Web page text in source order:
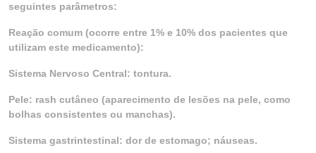
seguintes parâmetros:
Reação comum (ocorre entre 1% e 10% dos pacientes que
utilizam este medicamento):
Sistema Nervoso Central: tontura.
Pele: rash cutâneo (aparecimento de lesões na pele, como
bolhas consistentes ou manchas).
Sistema gastrintestinal: dor de estomago; náuseas.